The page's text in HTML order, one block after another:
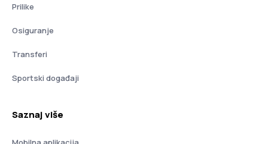
Prilike
Osiguranje
Transferi
Sportski događaji
Saznaj više